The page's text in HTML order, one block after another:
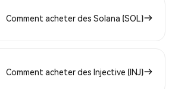
Comment acheter des Solana (SOL)
Comment acheter des Injective (INJ)